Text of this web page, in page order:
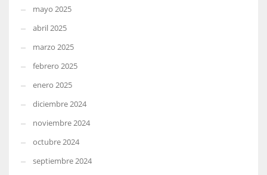
mayo 2025
abril 2025
marzo 2025
febrero 2025
enero 2025
diciembre 2024
noviembre 2024
octubre 2024
septiembre 2024